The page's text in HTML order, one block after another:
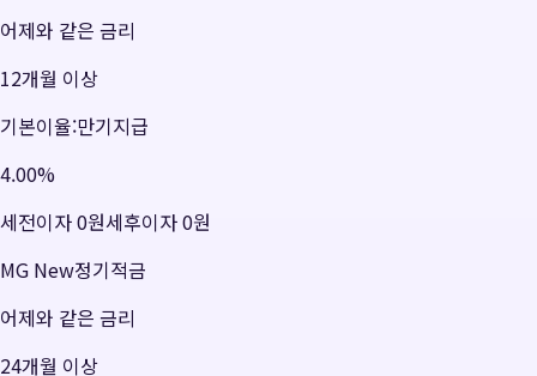
어제와 같은 금리
12개월 이상
기본이율:만기지급
4.00%
세전이자0원세후이자0원
MG New정기적금
어제와 같은 금리
24개월 이상